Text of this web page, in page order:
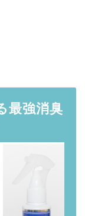
最強消臭